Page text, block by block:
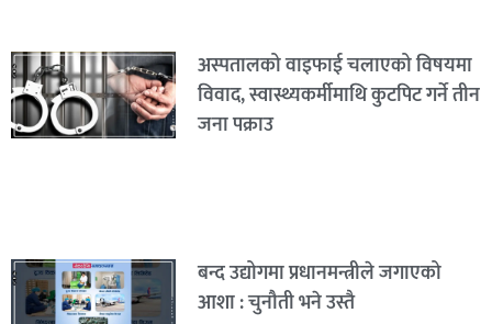
अस्पतालको वाइफाई चलाएको विषयमा
विवाद, स्वास्थ्यकर्मीमाथि कुटपिट गर्ने तीन
जना पक्राउ
बन्द उद्योगमा प्रधानमन्त्रीले जगाएको
आशा : चुनौती भने उस्तै